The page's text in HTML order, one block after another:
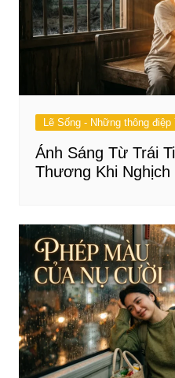
Lẽ Sống - Những thông điệp
Ánh Sáng Từ Trái
Thương Khi